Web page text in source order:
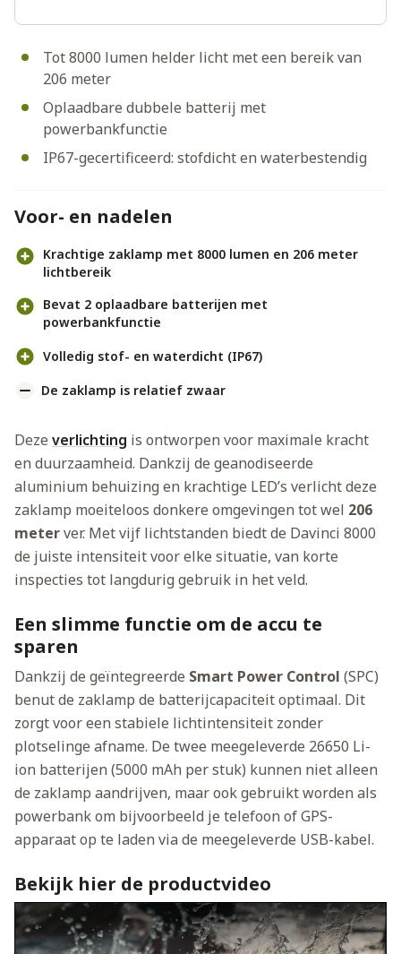
Tot 8000 lumen helder licht met een bereik van
206 meter
Oplaadbare dubbele batterij met
powerbankfunctie
IP67-gecertificeerd: stofdicht en waterbestendig
Voor- en nadelen
Krachtige zaklamp met 8000 lumen en 206 meter
lichtbereik
Bevat 2 oplaadbare batterijen met
powerbankfunctie
Volledig stof- en waterdicht (IP67)
De zaklamp is relatief zwaar
Deze verlichting is ontworpen voor maximale kracht
en duurzaamheid. Dankzij de geanodiseerde
aluminium behuizing en krachtige LED’s verlicht deze
zaklamp moeiteloos donkere omgevingen tot wel 206
meterver. Met vijf lichtstanden biedt de Davinci 8000
de juiste intensiteit voor elke situatie, van korte
inspecties tot langdurig gebruik in het veld.
Een slimme functie om de accu te
sparen
Dankzij de geïntegreerde Smart Power Control (SPC)
benut de zaklamp de batterijcapaciteit optimaal. Dit
zorgt voor een stabiele lichtintensiteit zonder
plotselinge afname. De twee meegeleverde 26650 Li-
ion batterijen (5000 mAh per stuk) kunnen niet alleen
de zaklamp aandrijven, maar ook gebruikt worden als
powerbank om bijvoorbeeld je telefoon of GPS-
apparaat op te laden via de meegeleverde USB-kabel.
Bekijk hier de productvideo